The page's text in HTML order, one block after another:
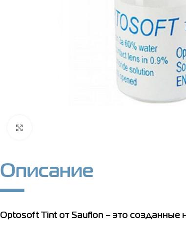
Описание
Optosoft Tint от Sauflon – это созданные